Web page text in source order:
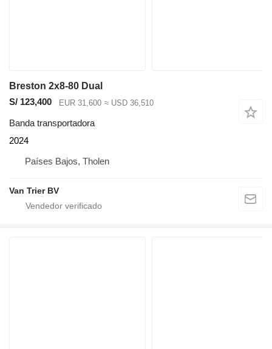
Breston 2x8-80 Dual
S/ 123,400
EUR 31,600 ≈ USD 36,510
Banda transportadora
2024
Países Bajos, Tholen
Van Trier BV